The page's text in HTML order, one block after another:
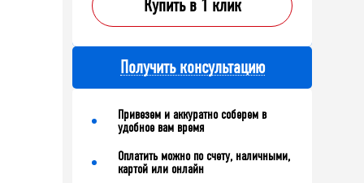
Купить в 1 клик
Получить консультацию
Привезем и аккуратно соберем в
удобное вам время
Оплатить можно по счету, наличными,
картой или онлайн